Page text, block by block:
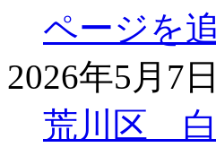
ページを
2026年5月7日
荒川区 白